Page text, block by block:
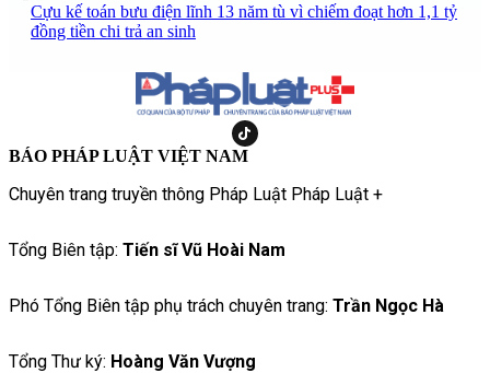
Cựu kế toán bưu điện lĩnh 13 năm tù vì chiếm đoạt hơn 1,1 tỷ
đồng tiền chi trả an sinh
BÁO PHÁP LUẬT VIỆT NAM
Chuyên trang truyền thông Pháp Luật Pháp Luật +
Tổng Biên tập: Tiến sĩ Vũ Hoài Nam
Phó Tổng Biên tập phụ trách chuyên trang: Trần Ngọc Hà
Tổng Thư ký: Hoàng Văn Vượng